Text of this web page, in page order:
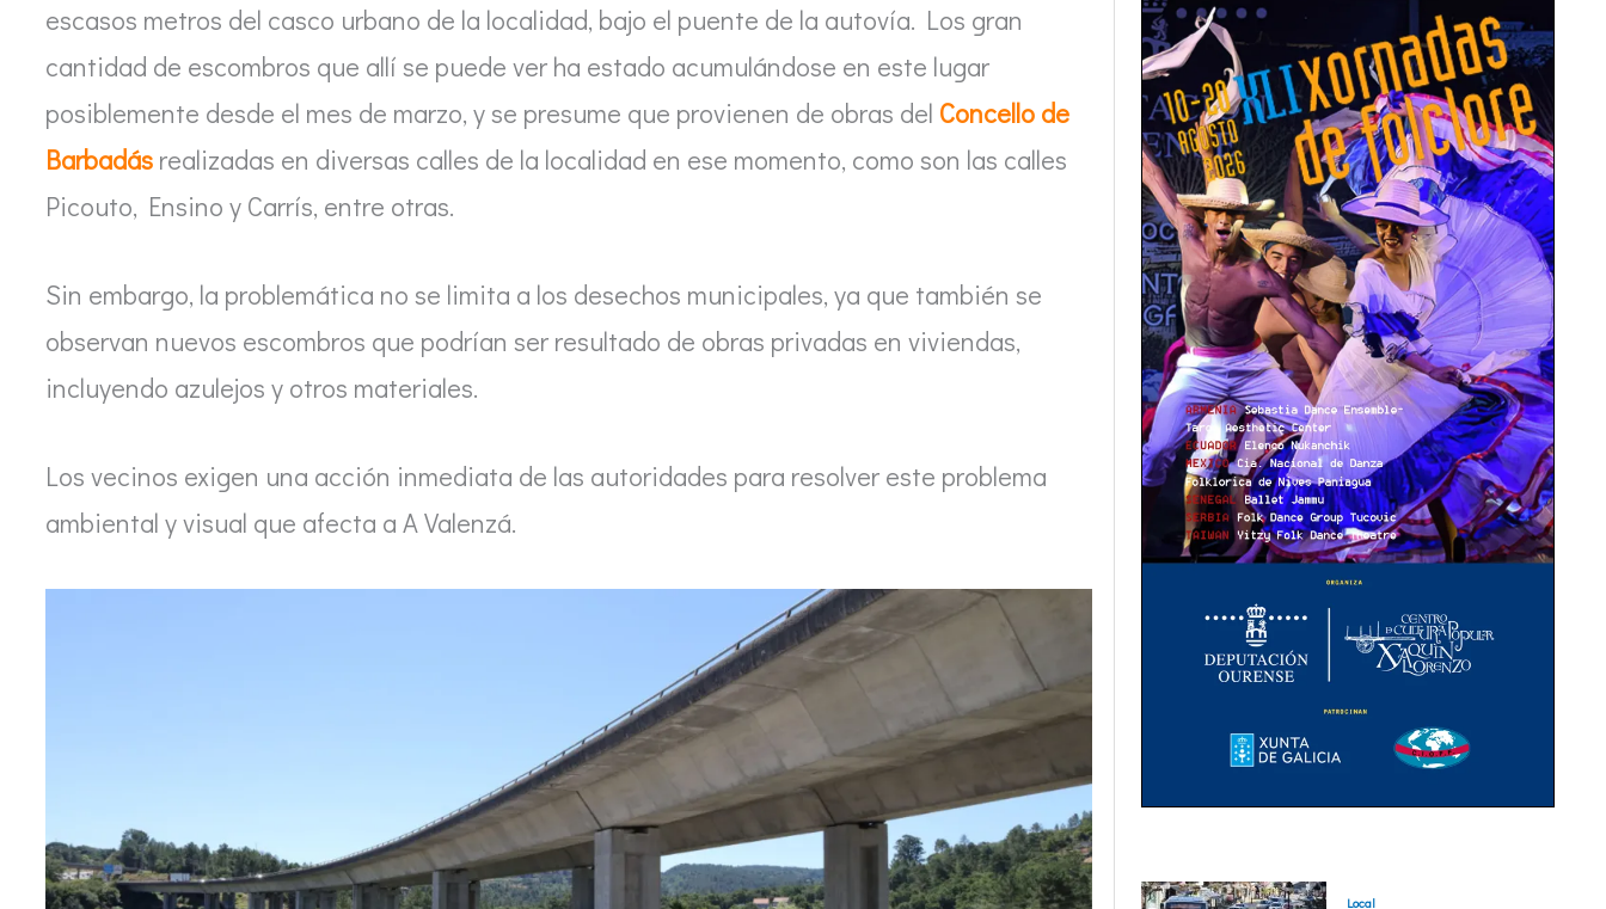
escasos metros del casco urbano de la localidad, bajo el puente de la autovía. Los gran
cantidad de escombros que allí se puede ver ha estado acumulándose en este lugar
posiblemente desde el mes de marzo, y se presume que provienen de obras del Concello de
Barbadás realizadas en diversas calles de la localidad en ese momento, como son las calles
Picouto, Ensino y Carrís, entre otras.
Sin embargo, la problemática no se limita a los desechos municipales, ya que también se
observan nuevos escombros que podrían ser resultado de obras privadas en viviendas,
incluyendo azulejos y otros materiales.
Los vecinos exigen una acción inmediata de las autoridades para resolver este problema
ambiental y visual que afecta a A Valenzá.